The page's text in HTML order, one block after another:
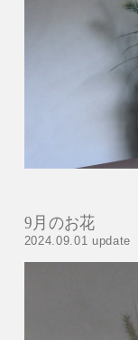
9月のお花
2024.09.01 update